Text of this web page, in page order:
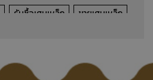
รับซื้อเศษเหล็ก
ขายเศษเหล็ก
ขายเศษเหล็ก ชลบุรี